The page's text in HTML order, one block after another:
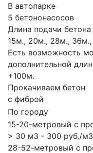
В автопарке
5 бетононасосов
Длина подачи бетона
15м., 20м., 28м.,
Есть возможность
дополнительной
+100м.
Прокачиваем бетон
с фиброй
По городу
15-20-метровый с
> 30 м3 - 300 руб./м3
28-52-метровый с